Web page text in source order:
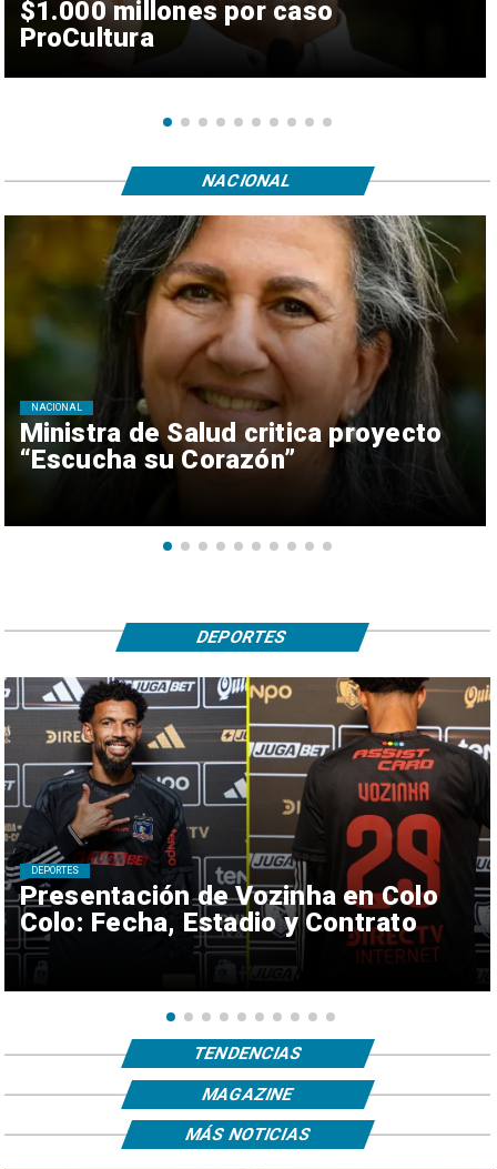
$1.000 millones por caso
ProCultura
Ministra de Salud critica proyecto
“Escucha su Corazón”
NACIONAL
NACIONAL
Presentación de Vozinha en Colo
Colo: Fecha, Estadio y Contrato
DEPORTES
DEPORTES
TENDENCIAS
MAGAZINE
MÁS NOTICIAS